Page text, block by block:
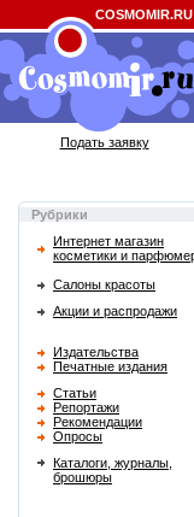
Field 'news_title' doesn't have a
Рубрики
Интернет магазин
косметики и
Салоны красоты
Акции и распродажи
Издательства
Печатные издания
Статьи
Репортажи
Рекомендации
Опросы
Каталоги, журналы,
брошюры
COSMOMIR.RU
Подать заявку